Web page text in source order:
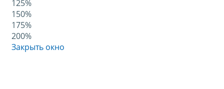
125%
150%
175%
200%
Закрыть окно